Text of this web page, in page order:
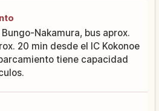
Nakamura, bus aprox.
20 min desde el IC Kokonoe
tiene capacidad